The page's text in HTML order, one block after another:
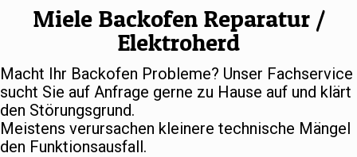
Miele Backofen Reparatur /
Elektroherd
Macht Ihr Backofen Probleme? Unser Fachservice
sucht Sie auf Anfrage gerne zu Hause auf und klärt
den Störungsgrund.
Meistens verursachen kleinere technische Mängel
den Funktionsausfall.